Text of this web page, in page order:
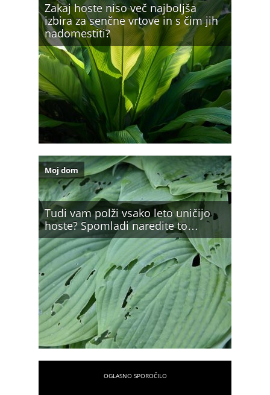
Zakaj hoste niso več najboljša
izbira za senčne vrtove in s čim jih
nadomestiti?
Tudi vam polži vsako leto uničijo
hoste? Spomladi naredite to…
Moj dom